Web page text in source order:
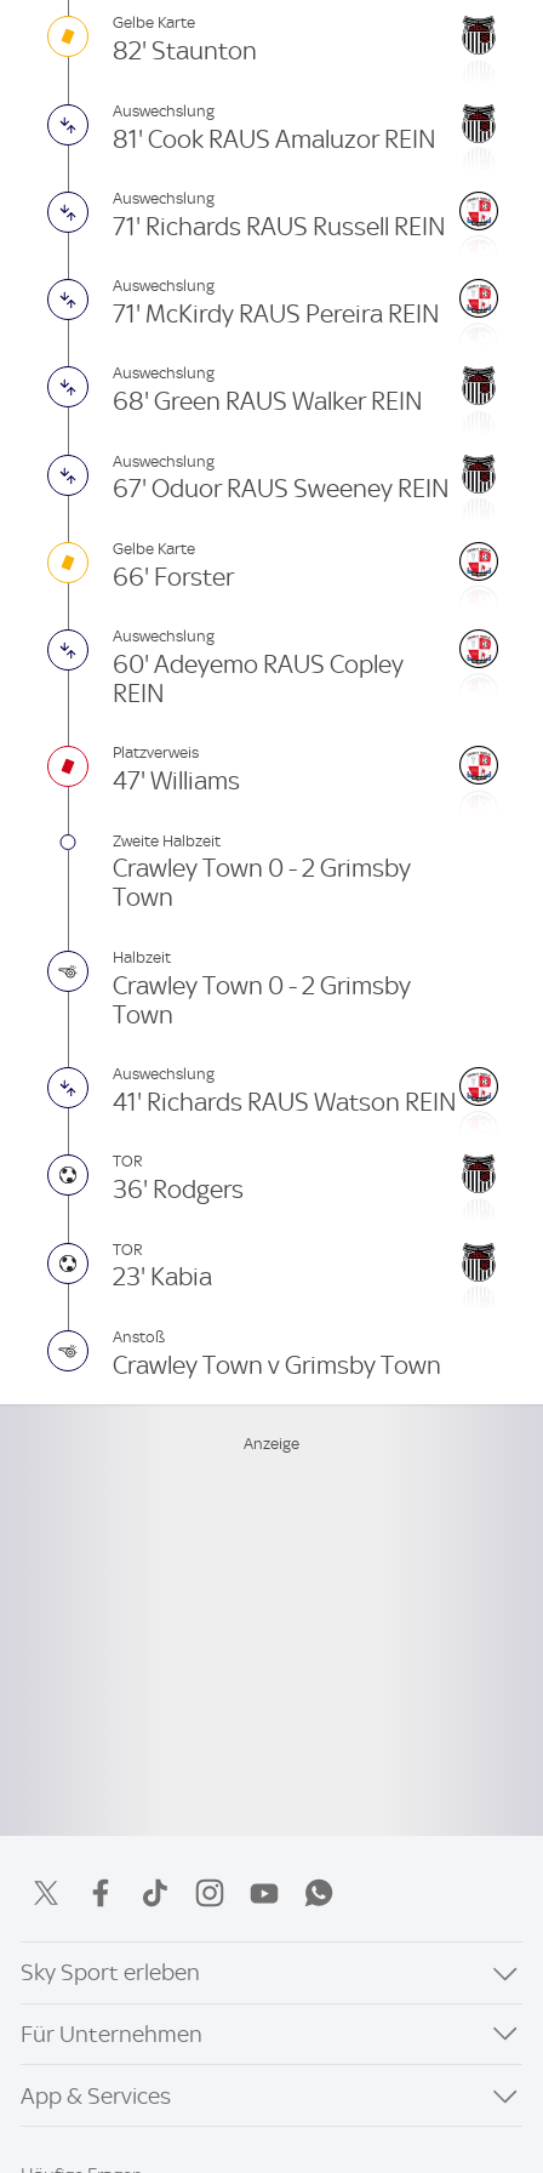
Gelbe Karte
82' Staunton
Auswechslung
81' Cook RAUS Amaluzor REIN
Auswechslung
71' Richards RAUS Russell REIN
Auswechslung
71' McKirdy RAUS Pereira REIN
Auswechslung
68' Green RAUS Walker REIN
Auswechslung
67' Oduor RAUS Sweeney REIN
Gelbe Karte
66' Forster
Auswechslung
60' Adeyemo RAUS Copley
REIN
Platzverweis
47' Williams
Zweite Halbzeit
Crawley Town 0 - 2 Grimsby
Town
Halbzeit
Crawley Town 0 - 2 Grimsby
Town
Auswechslung
41' Richards RAUS Watson REIN
TOR
36' Rodgers
TOR
23' Kabia
Anstoß
Crawley Town v Grimsby Town
Sky Sport erleben
Für Unternehmen
App & Services